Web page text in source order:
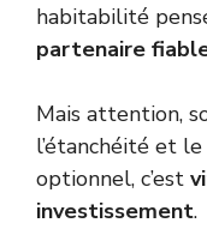
habitabilité
partenaire
Mais attention,
l’étanchéité et
optionnel, c’est
investissement.